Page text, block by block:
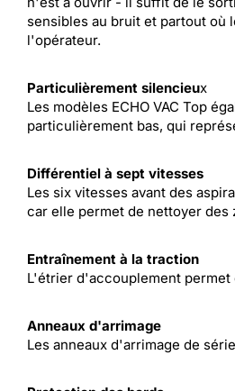
sensibles au bruit et partout où
l'opérateur.
Particulièrement silencieux
Les modèles ECHO VAC Top
particulièrement bas, qui
Différentiel à sept vitesses
Les six vitesses avant des
car elle permet de nettoyer
Entraînement à la traction
L'étrier d'accouplement
Anneaux d'arrimage
Les anneaux d'arrimage de